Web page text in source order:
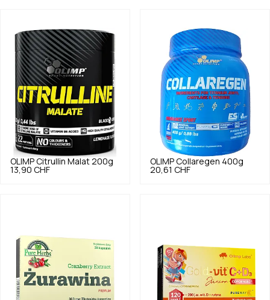
OLIMP Citrullin Malat 200g
13,90 CHF
OLIMP Collaregen 400g
20,61 CHF